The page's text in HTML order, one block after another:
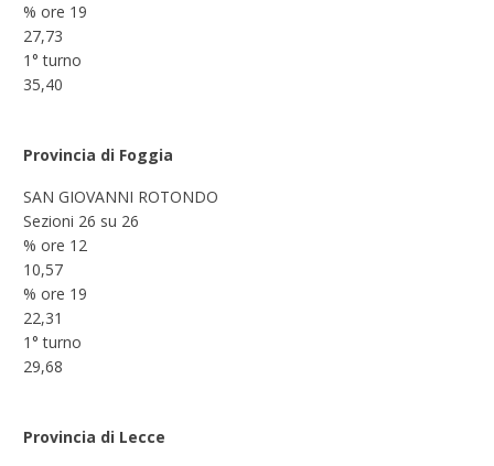
% ore 19
27,73
1° turno
35,40
Provincia di Foggia
SAN GIOVANNI ROTONDO
Sezioni 26 su 26
% ore 12
10,57
% ore 19
22,31
1° turno
29,68
Provincia di Lecce